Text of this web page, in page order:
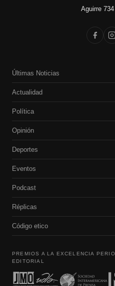
Aguirre
Últimas Noticias
Actualidad
Política
Opinión
Deportes
Eventos
Podcast
Réplicas
Código etico
PREMIOS A LA EXCELENCIA
EDITORIAL